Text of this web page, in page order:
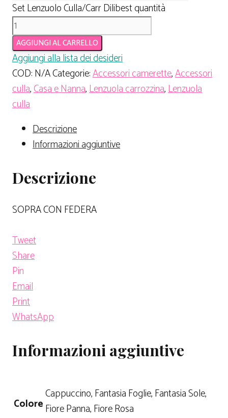
Set Lenzuolo Culla/Carr Dilibest quantità
AGGIUNGI AL CARRELLO
Aggiungi alla lista dei desideri
COD:N/ACategorie:Accessori camerette,Accessori
culla,Casa e Nanna,Lenzuola carrozzina,Lenzuola
culla
Descrizione
Informazioni aggiuntive
Descrizione
SOPRA CON FEDERA
Tweet
Share
Pin
Email
Print
WhatsApp
Informazioni aggiuntive
Colore
Cappuccino, Fantasia Foglie, Fantasia Sole,
Fiore Panna, Fiore Rosa